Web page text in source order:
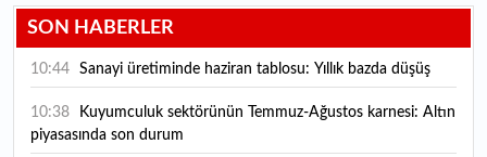
SON HABERLER
10:44 Sanayi üretiminde haziran tablosu: Yıllık bazda düşüş
10:38
piyasasında son durum